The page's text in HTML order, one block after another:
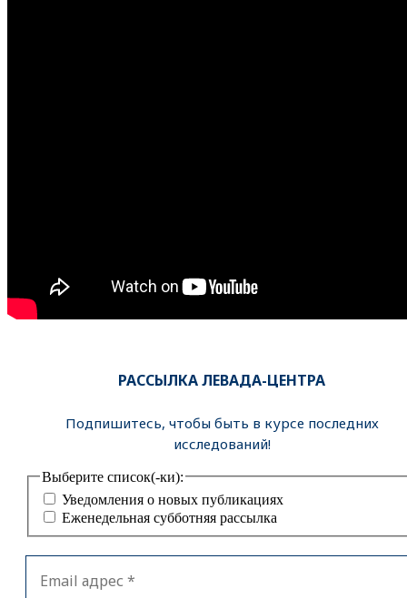
РАССЫЛКА ЛЕВАДА-ЦЕНТРА
Подпишитесь, чтобы быть в курсе последних
исследований!
Выберите список(-ки):
Уведомления о новых публикациях
Еженедельная субботняя рассылка